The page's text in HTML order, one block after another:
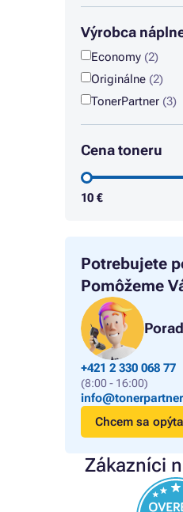
Výrobca
Economy (2)
Originálne (2)
TonerPartner (3)
Cena toneru
10 €
Potrebujete
Pomôžeme
+421 2 330 068 77
(8:00 - 16:00)
Chcem sa
Zákazníci